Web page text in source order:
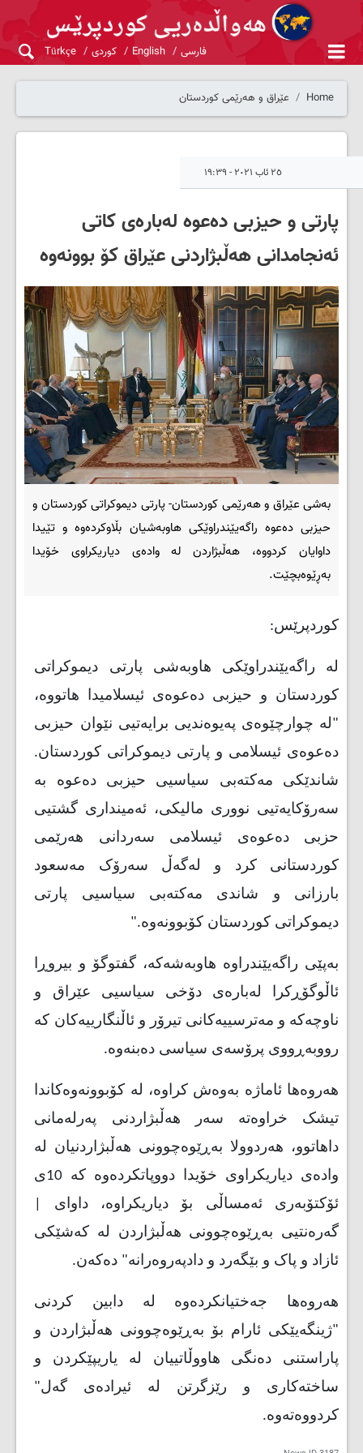
فارسی English کوردی Türkçe
Home عێراق و هەرێمی کوردستان
٢٥ ئاب ٢٠٢١ - ١٩:٣٩
پارتی و حیزبی دەعوە لەبارەی کاتی
ئەنجامدانی هەڵبژاردنی عێراق کۆ بوونەوە
بەشی عێراق و هەرێمی کوردستان- پارتی دیموکراتی کوردستان و
حیزبی دەعوە راگەیێندراوێکی هاوبەشیان بڵاوکردەوە و تێیدا
داوایان کردووە، هەڵبژاردن لە وادەی دیاریکراوی خۆیدا
بەڕێوەبچێت.
کوردپرێس:
لە راگەیێندراوێکی هاوبەشی پارتی دیموکراتی
کوردستان و حیزبی دەعوەی ئیسلامیدا هاتووە،
"لە چوارچێوەی پەیوەندیی برایەتیی نێوان حیزبی
دەعوەی ئیسلامی و پارتی دیموکراتی کوردستان.
شاندێکی مەکتەبی سیاسیی حیزبی دەعوە بە
سەرۆکایەتیی نووری مالیکی، ئەمینداری گشتیی
حزبی دەعوەی ئیسلامی سەردانی هەرێمی
کوردستانی کرد و لەگەڵ سەرۆک مەسعود
بارزانی و شاندی مەکتەبی سیاسیی پارتی
دیموکراتی کوردستان کۆبوونەوە".
بەپێی راگەیێندراوە هاوبەشەکە، گفتوگۆ و بیروڕا
ئاڵوگۆڕکرا لەبارەی دۆخی سیاسیی عێراق و
ناوچەکە و مەترسییەکانی تیرۆر و ئاڵنگارییەکان کە
رووبەڕووی پرۆسەی سیاسی دەبنەوە.
هەروەها ئاماژە بەوەش کراوە، لە کۆبوونەوەکاندا
تیشک خراوەتە سەر هەڵبژاردنی پەرلەمانی
داهاتوو، هەردوولا بەڕێوەچوونی هەڵبژاردنیان لە
وادەی دیاریکراوی خۆیدا دووپاتکردەوە کە 10ی
ئۆکتۆبەری ئەمساڵی بۆ دیاریکراوە، داوای |
گەرەنتیی بەڕێوەچوونی هەڵبژاردن لە کەشێکی
ئازاد و پاک و بێگەرد و دادپەروەرانە" دەکەن.
هەروەها جەختیانکردەوە لە دابین کردنی
"ژینگەیێکی ئارام بۆ بەڕێوەچوونی هەڵبژاردن و
پاراستنی دەنگی هاووڵاتییان لە یاریپێکردن و
ساختەکاری و رێزگرتن لە ئیرادەی گەل"
کردووەتەوە.